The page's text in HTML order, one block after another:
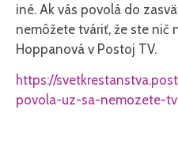
iné. Ak vás povolá do
nemôžete tváriť, že ste nič
Hoppanová v Postoj TV.
https://
povola-uz-sa-nemozete-